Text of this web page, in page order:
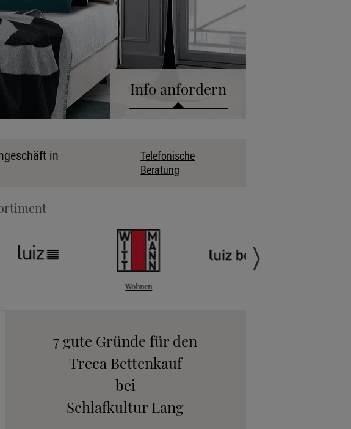
Info anfordern
Katalog anfordern
Telefonische Beratung
anfordern
Angebot anfordern
Beratungstermin
vereinbaren
Probeschlafen im Hotel
in
Telefonische
Beratung
7 gute Gründe für den
Treca Bettenkauf
bei
Schlafkultur Lang